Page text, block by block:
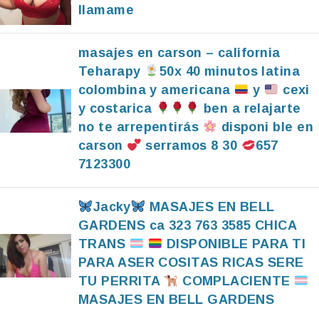
llamame
masajes en carson – california
Teharapy
50x 40 minutos latina
colombina y americana
y
cexi
y costarica
ben a relajarte
no te arrepentirás
disponi ble en
carson
serramos 8 30
657
7123300
Jacky
MASAJES EN BELL
GARDENS ca 323 763 3585 CHICA
TRANS
DISPONIBLE PARA TI
PARA ASER COSITAS RICAS SERE
TU PERRITA
COMPLACIENTE
MASAJES EN BELL GARDENS